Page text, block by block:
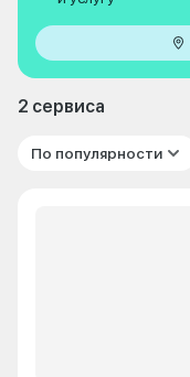
2 сервиса
По популярности